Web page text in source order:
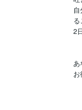
る
2
あ
お